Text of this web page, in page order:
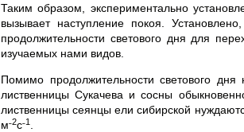
Таким образом, экспериментально
вызывает наступление покоя.
продолжительности светового дня для
изучаемых нами видов.
Помимо продолжительности светового
лиственницы Сукачева и сосны
лиственницы сеянцы ели сибирской
м˗2с˗1